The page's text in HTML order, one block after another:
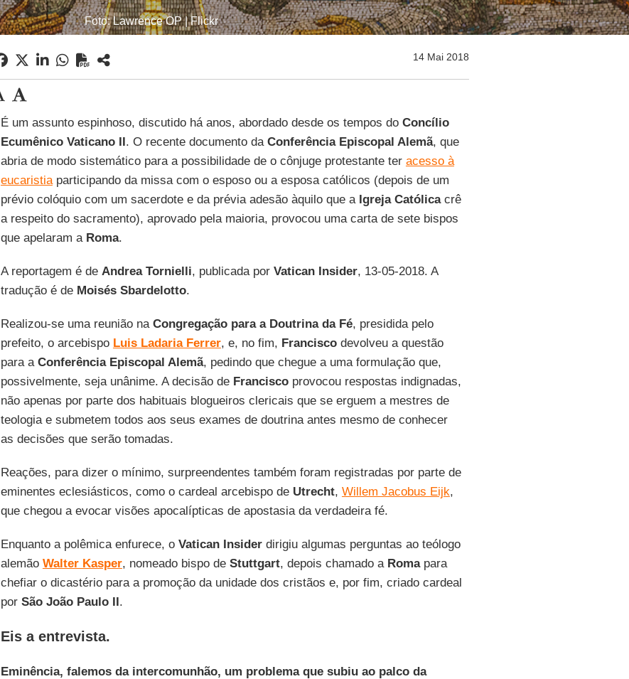
Foto: Lawrence OP | Flickr
14 Mai 2018
É um assunto espinhoso, discutido há anos, abordado desde os tempos do Concílio
Ecumênico Vaticano II. O recente documento da Conferência Episcopal Alemã, que
abria de modo sistemático para a possibilidade de o cônjuge protestante ter acesso à
eucaristiaparticipando da missa com o esposo ou a esposa católicos (depois de um
prévio colóquio com um sacerdote e da prévia adesão àquilo que a Igreja Católicacrê
a respeito do sacramento), aprovado pela maioria, provocou uma carta de sete bispos
que apelaram a Roma.
A reportagem é de Andrea Tornielli, publicada por Vatican Insider, 13-05-2018. A
tradução é de Moisés Sbardelotto.
Realizou-se uma reunião na Congregação para a Doutrina da Fé, presidida pelo
prefeito, o arcebispo Luis Ladaria Ferrer, e, no fim, Franciscodevolveu a questão
para a Conferência Episcopal Alemã, pedindo que chegue a uma formulação que,
possivelmente, seja unânime. A decisão de Franciscoprovocou respostas indignadas,
não apenas por parte dos habituais blogueiros clericais que se erguem a mestres de
teologia e submetem todos aos seus exames de doutrina antes mesmo de conhecer
as decisões que serão tomadas.
Reações, para dizer o mínimo, surpreendentes também foram registradas por parte de
eminentes eclesiásticos, como o cardeal arcebispo de Utrecht, Willem Jacobus Eijk,
que chegou a evocar visões apocalípticas de apostasia da verdadeira fé.
Enquanto a polêmica enfurece, o Vatican Insiderdirigiu algumas perguntas ao teólogo
alemão Walter Kasper, nomeado bispo de Stuttgart, depois chamado a Romapara
chefiar o dicastério para a promoção da unidade dos cristãos e, por fim, criado cardeal
por São João Paulo II.
Eis a entrevista.
Eminência, falemos da intercomunhão, um problema que subiu ao palco da